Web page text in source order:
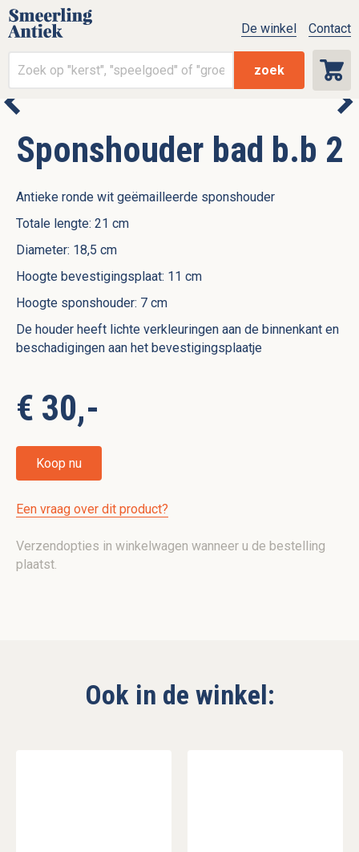
zoek
De winkel Contact
Sponshouder bad b.b 2
Antieke ronde wit geëmailleerde sponshouder
Totale lengte: 21 cm
Diameter: 18,5 cm
Hoogte bevestigingsplaat: 11 cm
Hoogte sponshouder: 7 cm
De houder heeft lichte verkleuringen aan de binnenkant en
beschadigingen aan het bevestigingsplaatje
€ 30,-
Koop nu
Een vraag over dit product?
Verzendopties in winkelwagen wanneer u de bestelling
plaatst.
Ook in de winkel: